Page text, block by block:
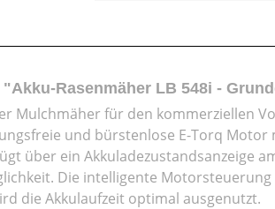
Rasenmäher LB 548i -
Mulchmäher für den kommerziellen
und bürstenlose E-Torq Motor
über ein Akkuladezustandsanzeige
Die intelligente
die Akkulaufzeit optimal ausgenutzt.